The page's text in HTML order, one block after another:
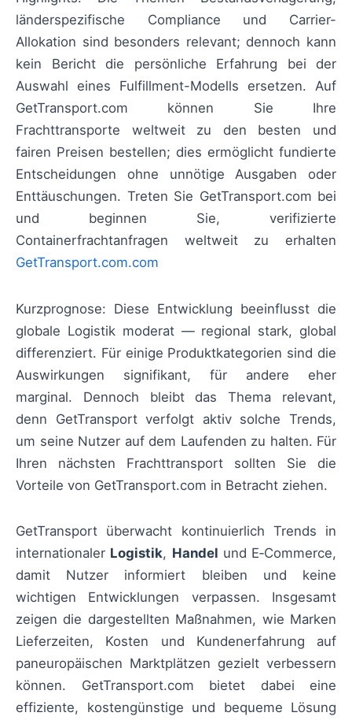
länderspezifische Compliance und Carrier-
Allokation sind besonders relevant; dennoch kann
kein Bericht die persönliche Erfahrung bei der
Auswahl eines Fulfillment-Modells ersetzen. Auf
GetTransport.com können Sie Ihre
Frachttransporte weltweit zu den besten und
fairen Preisen bestellen; dies ermöglicht fundierte
Entscheidungen ohne unnötige Ausgaben oder
Enttäuschungen. Treten Sie GetTransport.com bei
und beginnen Sie, verifizierte
Containerfrachtanfragen weltweit zu erhalten
GetTransport.com.com
Kurzprognose: Diese Entwicklung beeinflusst die
globale Logistik moderat — regional stark, global
differenziert. Für einige Produktkategorien sind die
Auswirkungen signifikant, für andere eher
marginal. Dennoch bleibt das Thema relevant,
denn GetTransport verfolgt aktiv solche Trends,
um seine Nutzer auf dem Laufenden zu halten. Für
Ihren nächsten Frachttransport sollten Sie die
Vorteile von GetTransport.com in Betracht ziehen.
GetTransport überwacht kontinuierlich Trends in
internationaler Logistik, Handel und E‑Commerce,
damit Nutzer informiert bleiben und keine
wichtigen Entwicklungen verpassen. Insgesamt
zeigen die dargestellten Maßnahmen, wie Marken
Lieferzeiten, Kosten und Kundenerfahrung auf
paneuropäischen Marktplätzen gezielt verbessern
können. GetTransport.com bietet dabei eine
effiziente, kostengünstige und bequeme Lösung